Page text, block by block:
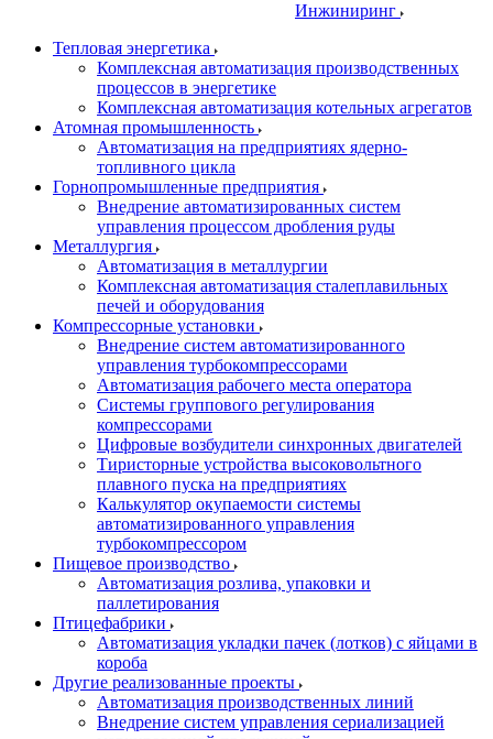
Инжиниринг
Тепловая энергетика
Комплексная автоматизация производственных
процессов в энергетике
Комплексная автоматизация котельных агрегатов
Атомная промышленность
Автоматизация на предприятиях ядерно-
топливного цикла
Горнопромышленные предприятия
Внедрение автоматизированных систем
управления процессом дробления руды
Металлургия
Автоматизация в металлургии
Комплексная автоматизация сталеплавильных
печей и оборудования
Компрессорные установки
Внедрение систем автоматизированного
управления турбокомпрессорами
Автоматизация рабочего места оператора
Системы группового регулирования
компрессорами
Цифровые возбудители синхронных двигателей
Тиристорные устройства высоковольтного
плавного пуска на предприятиях
Калькулятор окупаемости системы
автоматизированного управления
турбокомпрессором
Пищевое производство
Автоматизация розлива, упаковки и
паллетирования
Птицефабрики
Автоматизация укладки пачек (лотков) с яйцами в
короба
Другие реализованные проекты
Автоматизация производственных линий
Внедрение систем управления сериализацией